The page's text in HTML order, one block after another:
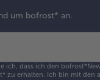
um bofrost* an.
ich, dass ich den
zu erhalten. Ich bin mit den